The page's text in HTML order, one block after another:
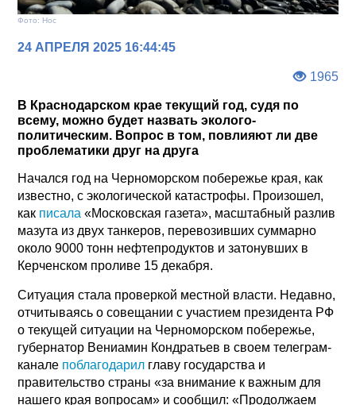
Фото: Нос
24 АПРЕЛЯ 2025 16:44:45
1965
В Краснодарском крае текущий год, судя по
всему, можно будет назвать эколого-
политическим. Вопрос в том, повлияют ли две
проблематики друг на друга
Начался год на Черноморском побережье края, как
известно, с экологической катастрофы. Произошел,
как писала «Московская газета», масштабный разлив
мазута из двух танкеров, перевозивших суммарно
около 9000 тонн нефтепродуктов и затонувших в
Керченском проливе 15 декабря.
Ситуация стала проверкой местной власти. Недавно,
отчитываясь о совещании с участием президента РФ
о текущей ситуации на Черноморском побережье,
губернатор Вениамин Кондратьев в своем телеграм-
канале поблагодарил главу государства и
правительство страны «за внимание к важным для
нашего края вопросам» и сообщил: «Продолжаем